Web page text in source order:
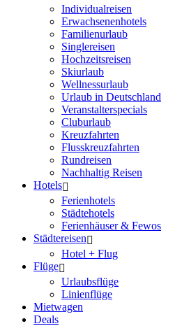
Individualreisen
Erwachsenenhotels
Familienurlaub
Singlereisen
Hochzeitsreisen
Skiurlaub
Wellnessurlaub
Urlaub in Deutschland
Veranstalterspecials
Cluburlaub
Kreuzfahrten
Flusskreuzfahrten
Rundreisen
Nachhaltig Reisen
Hotels
Ferienhotels
Städtehotels
Ferienhäuser & Fewos
Städtereisen
Hotel + Flug
Flüge
Urlaubsflüge
Linienflüge
Mietwagen
Deals